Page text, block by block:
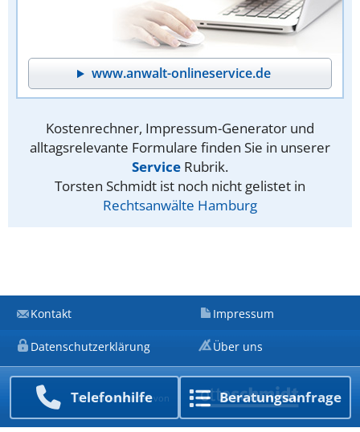
www.anwalt-onlineservice.de
Kostenrechner, Impressum-Generator und
alltagsrelevante Formulare finden Sie in unserer
Service Rubrik.
Torsten Schmidt ist noch nicht gelistet in
Rechtsanwälte Hamburg
Telefon­hilfe Beratungs­anfrage
Kontakt Impressum
Datenschutzerklärung Über uns
Ein Unternehmen von